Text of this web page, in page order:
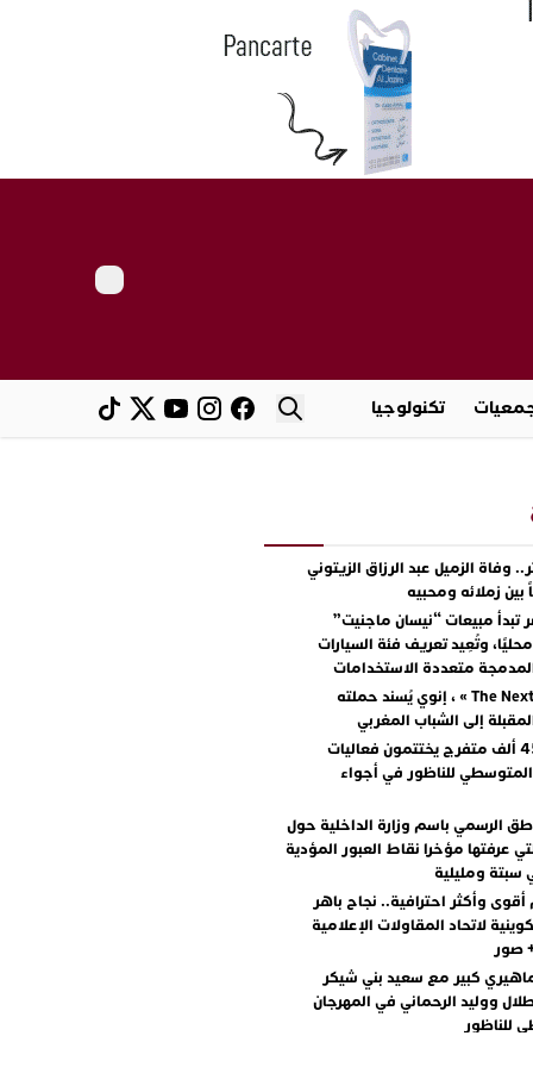
تكنولوجيا
وفاة الزميل عبد الرزاق الزيتوني
بين زملائه ومحبيه
تبدأ مبيعات “نيسان ماجنيت”
وتُعِيد تعريف فئة السيارات
متعددة الاستخدامات
مع « The Next Ad » ، إنوي يُسند حملته
إلى الشباب المغربي
أكثر من 45 ألف متفرج يختتمون فعاليات
المتوسطي للناظور في أجواء
الرسمي باسم وزارة الداخلية حول
عرفتها مؤخرا نقاط العبور المؤدية
سبتة ومليلية
أقوى وأكثر احترافية.. نجاح باهر
لاتحاد المقاولات الإعلامية
+ صور
كبير مع سعيد بني شيكر
ووليد الرحماني في المهرجان
للناظور